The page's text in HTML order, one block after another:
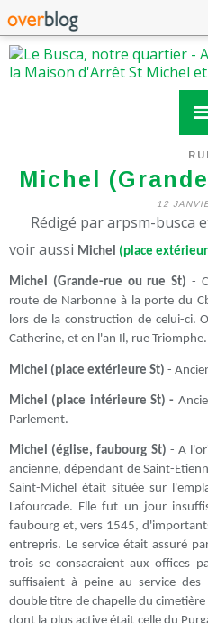
Michel
12
Rédigé par arpsm-busca
voir aussi Michel (place
Michel (Grande-rue ou rue St) -
route de Narbonne à la porte du
lors de la construction de celui-ci.
Catherine, et en l'an Il, rue Triomphe.
Michel (place extérieure St) -
Michel (place intérieure St) -
Parlement.
Michel (église, faubourg St) - A
ancienne, dépendant de Saint-
Saint-Michel était située sur
Lafourcade. Elle fut un jour
faubourg et, vers 1545,
entrepris. Le service était assuré
trois se consacraient aux offices
suffisaient à peine au service
double titre de chapelle du